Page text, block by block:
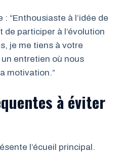
“Enthousiaste à l’idée de
participer à l’évolution
je me tiens à votre
entretien où nous
motivation.”
à éviter
l’écueil principal.